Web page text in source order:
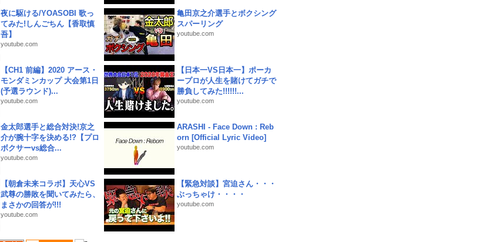
夜に駆ける/YOASOBI 歌っ
てみた!しんごちん【香取慎
吾】
youtube.com
亀田京之介選手とボクシング
スパーリング
youtube.com
【CH1 前編】2020 アース・
モンダミンカップ 大会第1日
(予選ラウンド)...
youtube.com
【日本一VS日本一】ポーカ
ープロが人生を賭けてガチで
勝負してみた!!!!!!...
youtube.com
金太郎選手と総合対決!京之
介が腕十字を決める!?【プロ
ボクサーvs総合...
youtube.com
ARASHI - Face Down : Reb
orn [Official Lyric Video]
youtube.com
【朝倉未来コラボ】天心VS
武尊の勝敗を聞いてみたら、
まさかの回答が!!!
youtube.com
【緊急対談】宮迫さん・・・
ぶっちゃけ・・・・
youtube.com